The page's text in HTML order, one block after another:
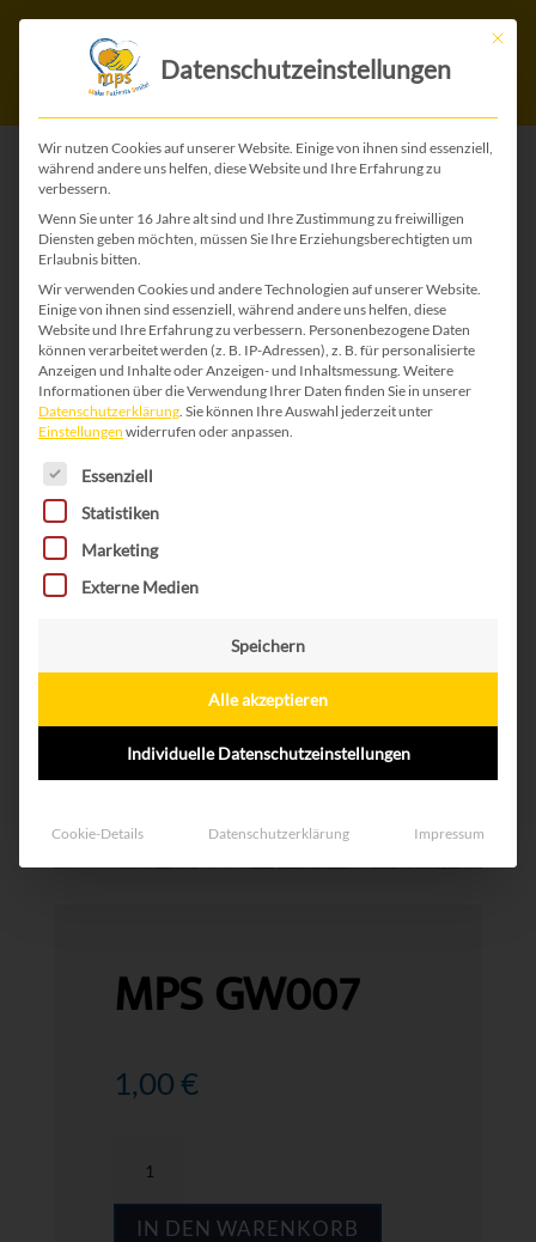
MPS GW007
1,00€
Menge
IN DEN WARENKORB
Mit
Datenschutzeinstellungen
Wir nutzen Cookies auf unserer Website. Einige von ihnen sind essenziell,
während andere uns helfen, diese Website und Ihre Erfahrung zu
verbessern.
Wenn Sie unter 16 Jahre alt sind und Ihre Zustimmung zu freiwilligen
Diensten geben möchten, müssen Sie Ihre Erziehungsberechtigten um
Erlaubnis bitten.
Wir verwenden Cookies und andere Technologien auf unserer Website.
Einige von ihnen sind essenziell, während andere uns helfen, diese
Website und Ihre Erfahrung zu verbessern. Personenbezogene Daten
können verarbeitet werden (z. B. IP-Adressen), z. B. für personalisierte
Anzeigen und Inhalte oder Anzeigen- und Inhaltsmessung. Weitere
Informationen über die Verwendung Ihrer Daten finden Sie in unserer
Datenschutzerklärung. Sie können Ihre Auswahl jederzeit unter
Einstellungen widerrufen oder anpassen.
Es folgt eine Liste der Service-Gruppen, für die
Essenziell
Statistiken
Marketing
Externe Medien
Speichern
Alle akzeptieren
Individuelle Datenschutzeinstellungen
Cookie-Details Datenschutzerklärung Impressum